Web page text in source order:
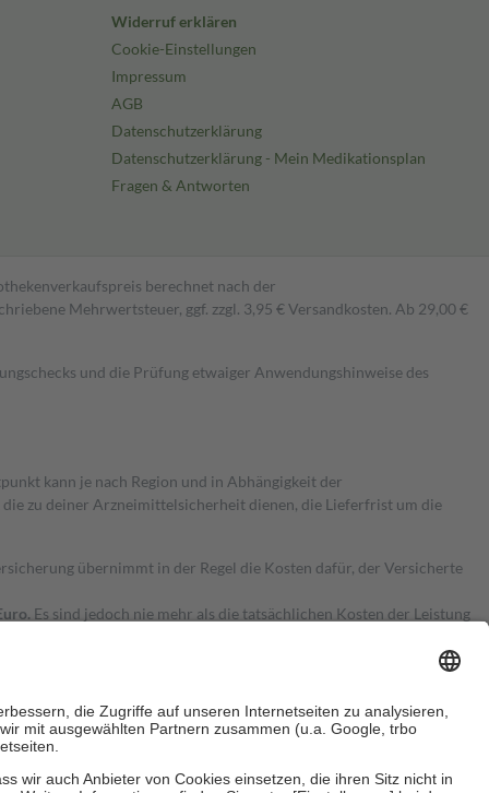
Widerruf erklären
Cookie-Einstellungen
Impressum
AGB
Datenschutzerklärung
Datenschutzerklärung - Mein Medikationsplan
Fragen & Antworten
berechnet nach der
Mehrwertsteuer, ggf. zzgl. 3,95 € Versandkosten. Ab 29,00 €
und die Prüfung etwaiger Anwendungshinweise des
kann je nach Region und in Abhängigkeit der
zu deiner Arzneimittelsicherheit dienen, die Lieferfrist um die
übernimmt in der Regel die Kosten dafür, der Versicherte
Es sind jedoch nie mehr als die tatsächlichen Kosten der Leistung
Zuzahlungen an bei: